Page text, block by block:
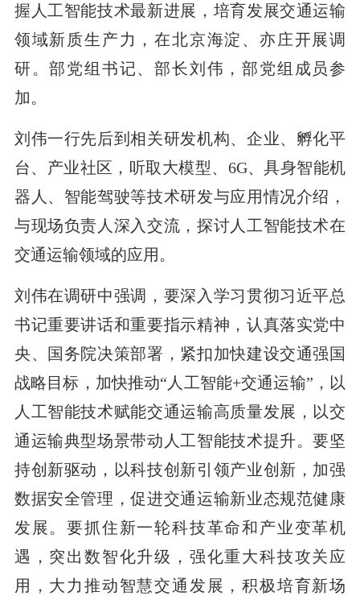
握人工智能技术最新进展，培育发展交通运输
领域新质生产力，在北京海淀、亦庄开展调
研。部党组书记、部长刘伟，部党组成员参
加。
刘伟一行先后到相关研发机构、企业、孵化平
台、产业社区，听取大模型、6G、具身智能机
器人、智能驾驶等技术研发与应用情况介绍，
与现场负责人深入交流，探讨人工智能技术在
交通运输领域的应用。
刘伟在调研中强调，要深入学习贯彻习近平总
书记重要讲话和重要指示精神，认真落实党中
央、国务院决策部署，紧扣加快建设交通强国
战略目标，加快推动“人工智能+交通运输”，以
人工智能技术赋能交通运输高质量发展，以交
通运输典型场景带动人工智能技术提升。要坚
持创新驱动，以科技创新引领产业创新，加强
数据安全管理，促进交通运输新业态规范健康
发展。要抓住新一轮科技革命和产业变革机
遇，突出数智化升级，强化重大科技攻关应
用，大力推动智慧交通发展，积极培育新场